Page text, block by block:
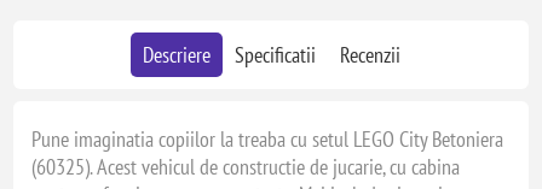
Descriere Specificatii Recenzii
Pune imaginatia copiilor la treaba cu setul LEGO City Betoniera
(60325). Acest vehicul de constructie de jucarie, cu cabina